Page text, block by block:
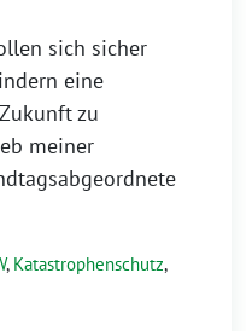
sich sicher
eine
zu
meiner
, Katastrophenschutz,